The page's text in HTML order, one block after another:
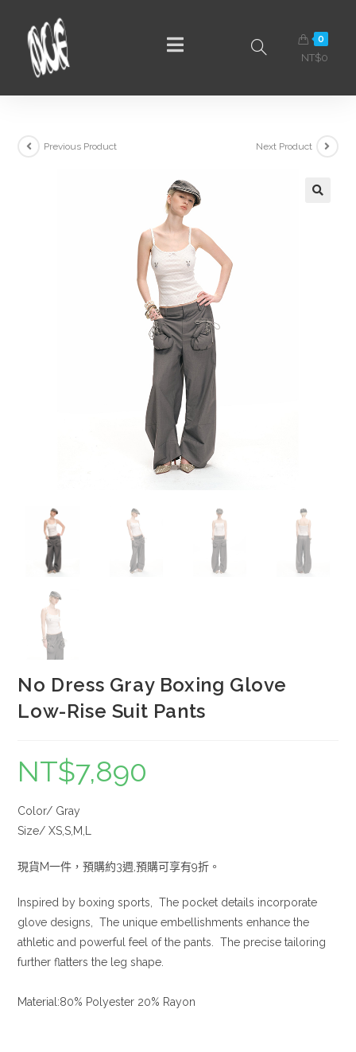
0
NT$0
Previous Product Next Product
No Dress Gray Boxing Glove
Low-Rise Suit Pants
NT$7,890
Color/ Gray
Size/ XS,S,M,L
現貨M一件，預購約3週,預購可享有9折。
Inspired by boxing sports, The pocket details incorporate
glove designs, The unique embellishments enhance the
athletic and powerful feel of the pants. The precise tailoring
further flatters the leg shape.
Material:80% Polyester 20% Rayon